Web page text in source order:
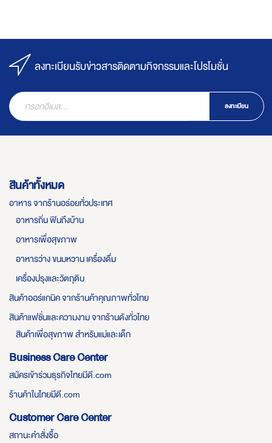
ลงทะเบียนรับข่าวสารติดตามกิจกรรมและโปรโมชั่น
ลงทะเบียน
สินค้าทั้งหมด
อาหาร จากร้านอร่อยทั่วประเทศ
อาหารถิ่น ฟินถึงบ้าน
อาหารเพื่อสุขภาพ
อาหารว่าง ขนมหวาน เครื่องดื่ม
เครื่องปรุงและวัตถุดิบ
สินค้าออร์แกนิค จากร้านค้าคุณภาพทั่วไทย
สินค้าแฟชั่นและความงาม จากร้านดังทั่วไทย
สินค้าเพื่อสุขภาพ สำหรับแม่และเด็ก
Business Care Center
สมัครเข้าร่วมธุรกิจไทยมีดี.com
ร้านค้าในไทยมีดี.com
Customer Care Center
สถานะคำสั่งซื้อ